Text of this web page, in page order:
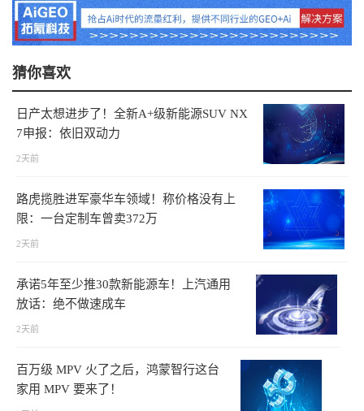
猜你喜欢
日产太想进步了！全新A+级新能源SUV NX
7申报：依旧双动力
2天前
路虎揽胜进军豪华车领域！称价格没有上
限：一台定制车曾卖372万
2天前
承诺5年至少推30款新能源车！上汽通用
放话：绝不做速成车
2天前
百万级 MPV 火了之后，鸿蒙智行这台
家用 MPV 要来了！